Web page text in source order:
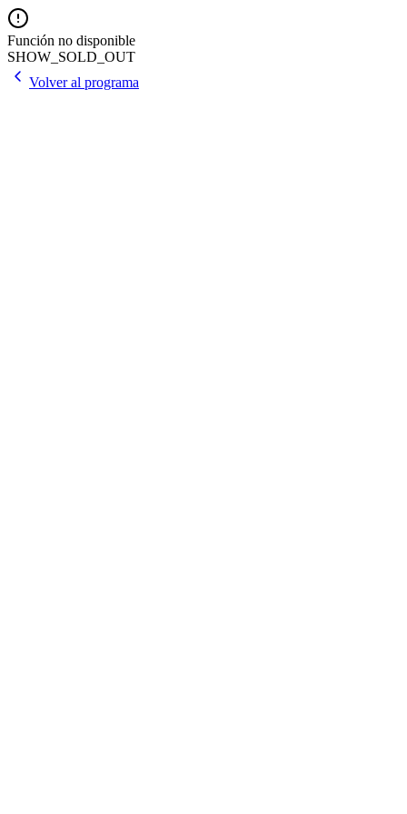
Función no disponible
SHOW_SOLD_OUT
Volver al programa